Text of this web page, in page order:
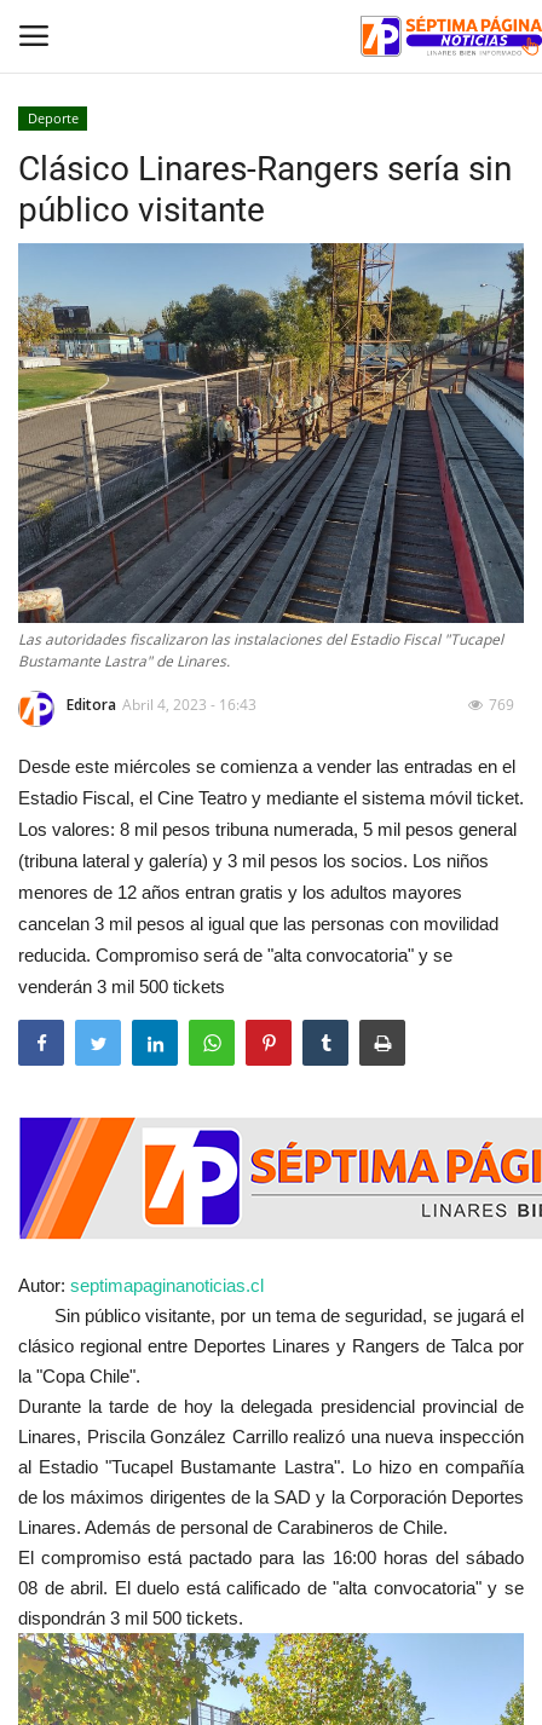
Inicio
Crónica
Policial
Tribunales
Deporte
Política
Espectáculos
Deporte
Clásico Linares-Rangers sería sin
público visitante
Las autoridades fiscalizaron las instalaciones del Estadio Fiscal "Tucapel
Bustamante Lastra" de Linares.
Editora Abril 4, 2023 - 16:43 769
Desde este miércoles se comienza a vender las entradas en el
Estadio Fiscal, el Cine Teatro y mediante el sistema móvil ticket.
Los valores: 8 mil pesos tribuna numerada, 5 mil pesos general
(tribuna lateral y galería) y 3 mil pesos los socios. Los niños
menores de 12 años entran gratis y los adultos mayores
cancelan 3 mil pesos al igual que las personas con movilidad
reducida. Compromiso será de "alta convocatoria" y se
venderán 3 mil 500 tickets
Autor: septimapaginanoticias.cl
Sin público visitante, por un tema de seguridad, se jugará el
clásico regional entre Deportes Linares y Rangers de Talca por
la "Copa Chile".
Durante la tarde de hoy la delegada presidencial provincial de
Linares, Priscila González Carrillo realizó una nueva inspección
al Estadio "Tucapel Bustamante Lastra". Lo hizo en compañía
de los máximos dirigentes de la SAD y la Corporación Deportes
Linares. Además de personal de Carabineros de Chile.
El compromiso está pactado para las 16:00 horas del sábado
08 de abril. El duelo está calificado de "alta convocatoria" y se
dispondrán 3 mil 500 tickets.